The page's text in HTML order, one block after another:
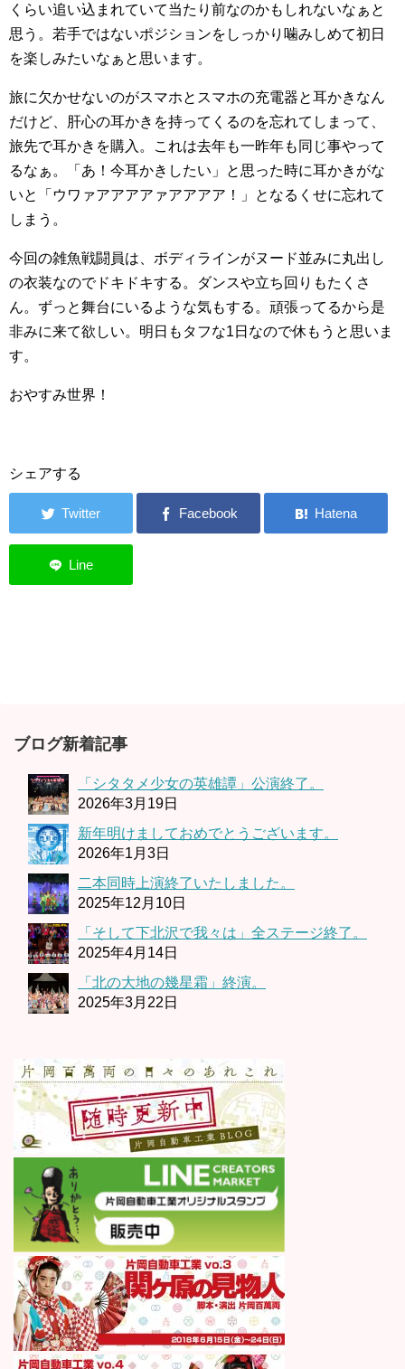
くらい追い込まれていて当たり前なのかもしれないなぁと
思う。若手ではないポジションをしっかり噛みしめて初日
を楽しみたいなぁと思います。
旅に欠かせないのがスマホとスマホの充電器と耳かきなん
だけど、肝心の耳かきを持ってくるのを忘れてしまって、
旅先で耳かきを購入。これは去年も一昨年も同じ事やって
るなぁ。「あ！今耳かきしたい」と思った時に耳かきがな
いと「ウワァアアアアァアアアア！」となるくせに忘れて
しまう。
今回の雑魚戦闘員は、ボディラインがヌード並みに丸出し
の衣装なのでドキドキする。ダンスや立ち回りもたくさ
ん。ずっと舞台にいるような気もする。頑張ってるから是
非みに来て欲しい。明日もタフな1日なので休もうと思いま
す。
おやすみ世界！
シェアする
ブログ新着記事
「シタタメ少女の英雄譚」公演終了。
2026年3月19日
新年明けましておめでとうございます。
2026年1月3日
二本同時上演終了いたしました。
2025年12月10日
「そして下北沢で我々は」全ステージ終了。
2025年4月14日
「北の大地の幾星霜」終演。
2025年3月22日